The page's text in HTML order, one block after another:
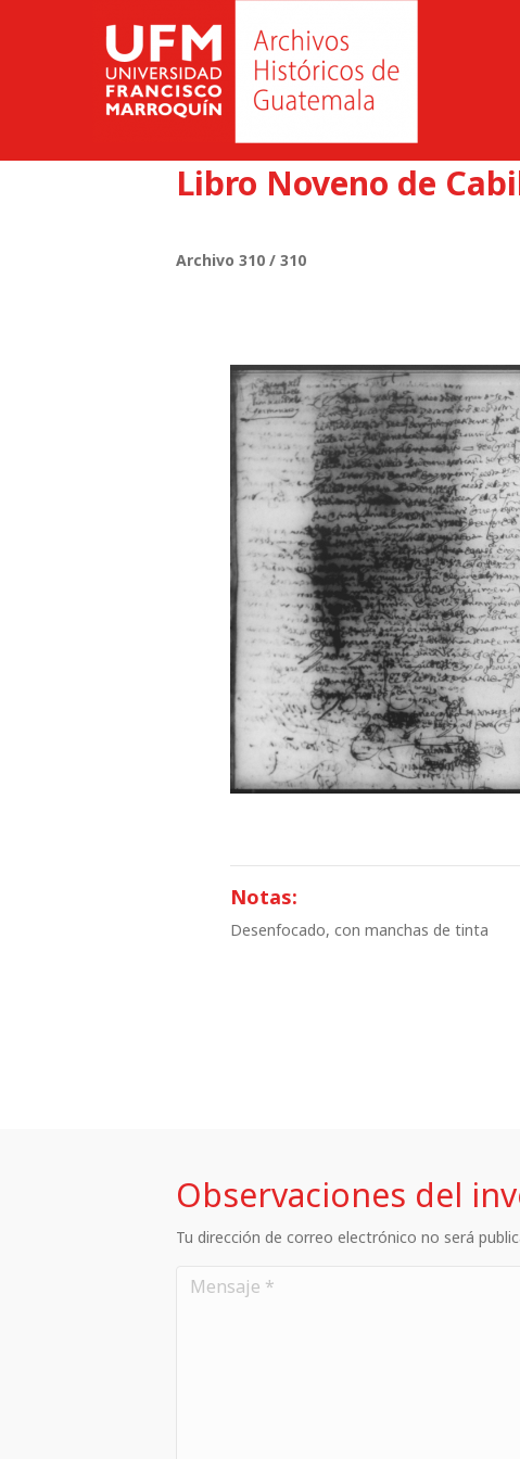
Libro Noveno de
Archivo 310 / 310
Notas:
Desenfocado, con manchas de tinta
Observaciones del
Tu dirección de correo electrónico no será